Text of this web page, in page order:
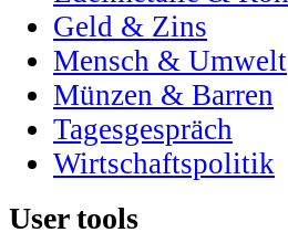
Geld & Zins
Mensch & Umwelt
Münzen & Barren
Tagesgespräch
Wirtschaftspolitik
User tools